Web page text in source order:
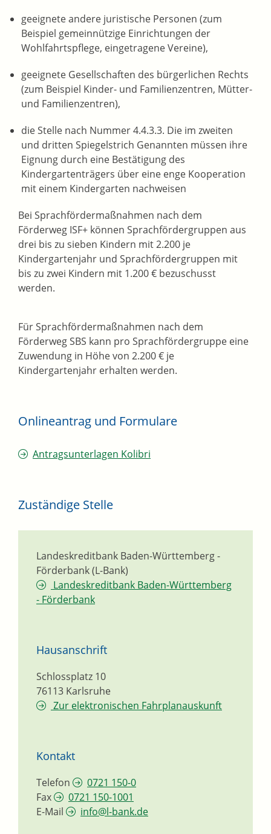
geeignete andere juristische Personen (zum
Beispiel gemeinnützige Einrichtungen der
Wohlfahrtspflege, eingetragene Vereine),
geeignete Gesellschaften des bürgerlichen Rechts
(zum Beispiel Kinder- und Familienzentren, Mütter-
und Familienzentren),
die Stelle nach Nummer 4.4.3.3. Die im zweiten
und dritten Spiegelstrich Genannten müssen ihre
Eignung durch eine Bestätigung des
Kindergartenträgers über eine enge Kooperation
mit einem Kindergarten nachweisen
Bei Sprachfördermaßnahmen nach dem
Förderweg ISF+ können Sprachfördergruppen aus
drei bis zu sieben Kindern mit 2.200 je
Kindergartenjahr und Sprachfördergruppen mit
bis zu zwei Kindern mit 1.200 € bezuschusst
werden.
Für Sprachfördermaßnahmen nach dem
Förderweg SBS kann pro Sprachfördergruppe eine
Zuwendung in Höhe von 2.200 € je
Kindergartenjahr erhalten werden.
Onlineantrag und Formulare
Antragsunterlagen Kolibri
Zuständige Stelle
Landeskreditbank Baden-Württemberg -
Förderbank (L-Bank)
Landeskreditbank Baden-Württemberg
- Förderbank
Hausanschrift
Schlossplatz 10
76113 Karlsruhe
Zur elektronischen Fahrplanauskunft
Kontakt
Telefon
0721 150-0
Fax
0721 150-1001
E-Mail
info@l-bank.de